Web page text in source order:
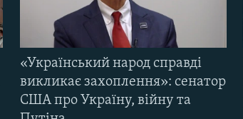
«Український народ справді
викликає захоплення»: сенатор
США про Україну, війну та